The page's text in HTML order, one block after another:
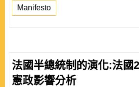
Manifesto
法國半總統制的演化:法國
憲政影響分析